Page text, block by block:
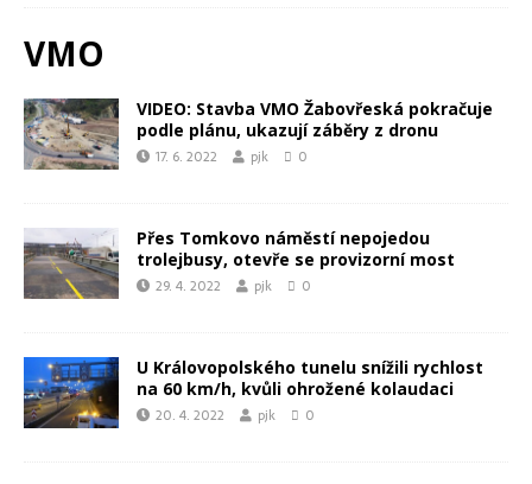
VMO
VIDEO: Stavba VMO Žabovřeská pokračuje
podle plánu, ukazují záběry z dronu
17. 6. 2022 pjk 0
Přes Tomkovo náměstí nepojedou
trolejbusy, otevře se provizorní most
29. 4. 2022 pjk 0
U Královopolského tunelu snížili rychlost
na 60 km/h, kvůli ohrožené kolaudaci
20. 4. 2022 pjk 0